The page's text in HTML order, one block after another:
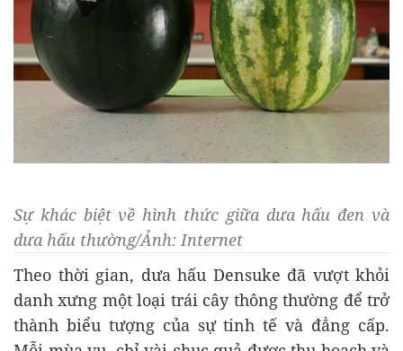
Sự khác biệt về hình thức giữa dưa hấu đen và
dưa hấu thường/Ảnh: Internet
Theo thời gian, dưa hấu Densuke đã vượt khỏi
danh xưng một loại trái cây thông thường để trở
thành biểu tượng của sự tinh tế và đẳng cấp.